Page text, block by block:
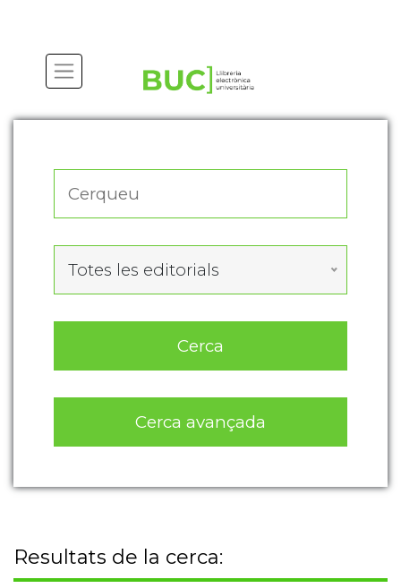
Totes les editorials
Cerca
Cerca avançada
Resultats de la cerca: